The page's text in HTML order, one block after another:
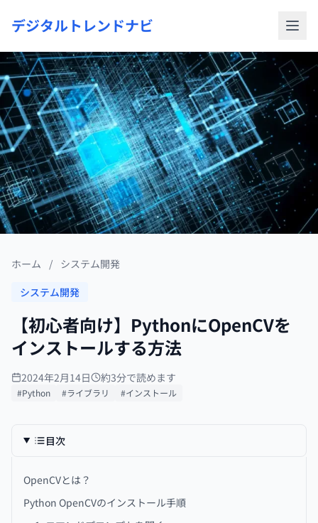
デジタルトレンドナビ
ホーム / システム開発
システム開発
【初心者向け】PythonにOpenCVを
インストールする方法
2024年2月14日 約3分で読めます
#Python #ライブラリ #インストール
目次
OpenCVとは？
Python OpenCVのインストール手順